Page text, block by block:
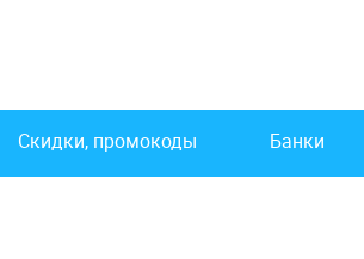
Скидки, промокоды Банки